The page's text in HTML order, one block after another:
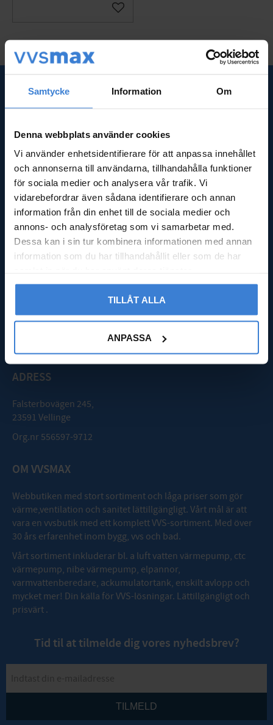
Samtycke Information Om
Denna webbplats använder cookies
Vi använder enhetsidentifierare för att anpassa innehållet
och annonserna till användarna, tillhandahålla funktioner
för sociala medier och analysera vår trafik. Vi
vidarebefordrar även sådana identifierare och annan
information från din enhet till de sociala medier och
annons- och analysföretag som vi samarbetar med.
Dessa kan i sin tur kombinera informationen med annan
information som du har tillhandahållit eller som de har
TILLÅT ALLA
ANPASSA
Gem som favorit
SNABBLÄNKAR
Frågor & svar
Kundtjänst
Nyheter
Kassa
Köpvillkor
Integritetspolicy
Reklamation & retur
Nöjd med din beställning?
Logga in
Mån - Fre: 08:00 - 16:00
ADRESS
Falsterbovägen 245,
23591 Vellinge
Org.nr 556597-9712
OM VVSMAX
Webbutiken med stort sortiment och låga priser som gör
värme,ventilation och sanitet lättillgängligt. Vårt mål är att
vara en vvsbutik med ett komplett VVS-sortiment. Med över
30 års erfarenhet inom bygg, vvs och bad.
Vårt sortiment inkluderar bl. a luft vatten värmepump, ctc
värmepump, nibe värmepump, elpannor,
varmvattenberedare, ackumulatortank, enskilt avlopp och
mycket mer! Din källa för VVS-lösningar. Lättillgängligt och
prisvärt .
Tid til at tilmelde dig vores nyhedsbrev?
TILMELD